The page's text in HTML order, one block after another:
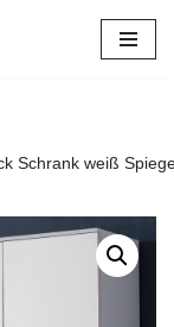
Schrank weiß